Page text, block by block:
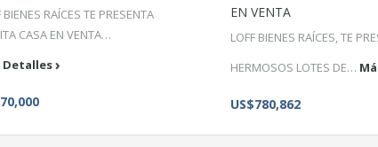
BIENES RAÍCES TE PRESENTA
CASA EN VENTA…
Detalles
EN VENTA
LOFF BIENES RAÍCES, TE
HERMOSOS LOTES DE…
US$780,862